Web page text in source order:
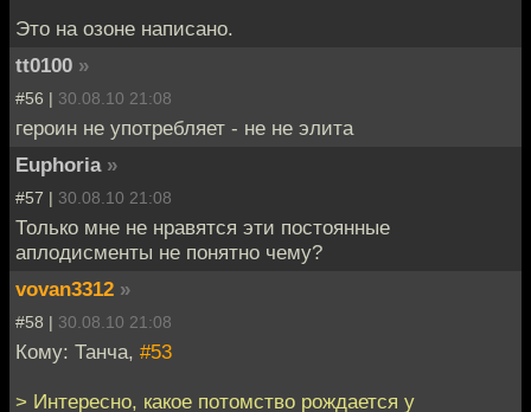
Это на озоне написано.
tt0100 »
#56 | 30.08.10 21:08
героин не употребляет - не не элита
Euphoria »
#57 | 30.08.10 21:08
Только мне не нравятся эти постоянные
аплодисменты не понятно чему?
vovan3312 »
#58 | 30.08.10 21:08
Кому: Танча, #53
> Интересно, какое потомство рождается у